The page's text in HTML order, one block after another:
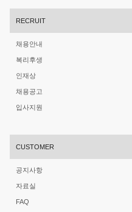
RECRUIT
채용안내
복리후생
인재상
채용공고
입사지원
CUSTOMER
공지사항
자료실
FAQ